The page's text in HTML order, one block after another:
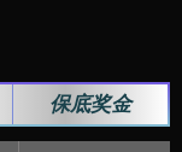
$3,500
保底奖金